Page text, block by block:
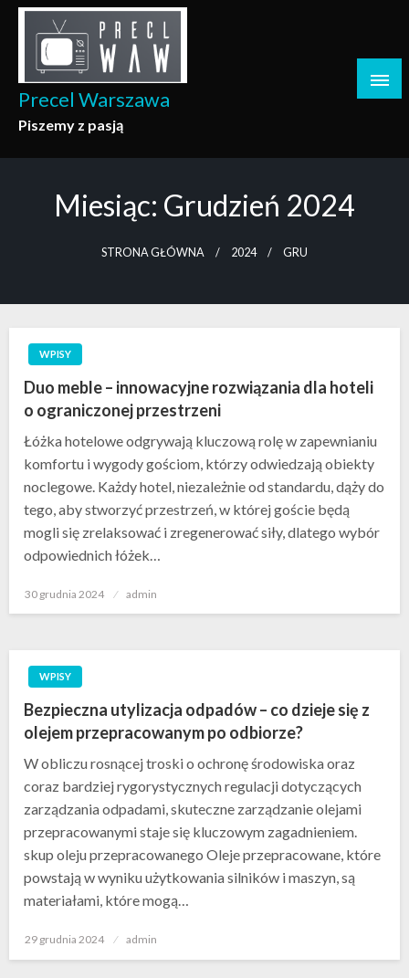
Skip
content
Precel Warszawa
Piszemy z pasją
Miesiąc: Grudzień 2024
STRONA GŁÓWNA 2024 GRU
WPISY
Duo meble – innowacyjne rozwiązania dla hoteli
o ograniczonej przestrzeni
Łóżka hotelowe odgrywają kluczową rolę w zapewnianiu
komfortu i wygody gościom, którzy odwiedzają obiekty
noclegowe. Każdy hotel, niezależnie od standardu, dąży do
tego, aby stworzyć przestrzeń, w której goście będą
mogli się zrelaksować i zregenerować siły, dlatego wybór
odpowiednich łóżek…
Opublikowane
30 grudnia 2024 admin
WPISY
Bezpieczna utylizacja odpadów – co dzieje się z
olejem przepracowanym po odbiorze?
W obliczu rosnącej troski o ochronę środowiska oraz
coraz bardziej rygorystycznych regulacji dotyczących
zarządzania odpadami, skuteczne zarządzanie olejami
przepracowanymi staje się kluczowym zagadnieniem.
skup oleju przepracowanego Oleje przepracowane, które
powstają w wyniku użytkowania silników i maszyn, są
materiałami, które mogą…
Opublikowane
29 grudnia 2024 admin